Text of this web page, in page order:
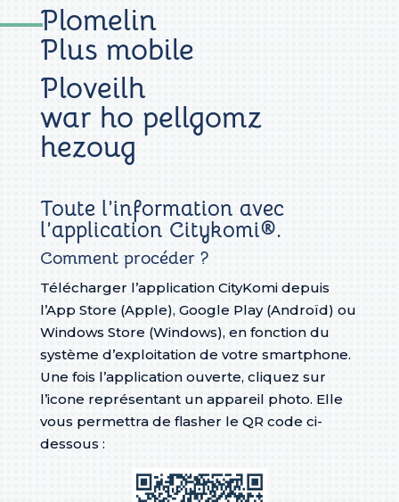
Plomelin
Plus mobile
Ploveilh
war ho pellgomz
hezoug
Toute l’information avec
l’application Citykomi®.
Comment procéder ?
Télécharger l’application CityKomi depuis
l’App Store (Apple), Google Play (Androïd) ou
Windows Store (Windows), en fonction du
système d’exploitation de votre smartphone.
Une fois l’application ouverte, cliquez sur
l’icone représentant un appareil photo. Elle
vous permettra de flasher le QR code ci-
dessous :